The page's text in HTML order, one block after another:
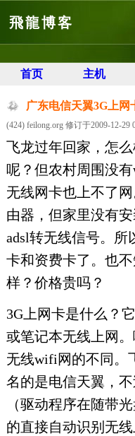
飛龍博客
首页
主机
广东电信天翼3G上网
(424) feilong.org 修订于2009-12-29
飞龙过年回家，怎
呢？但农村周围没
无线网卡也上不了
由器，但家里没有
adsl转无线信号。所
卡和资费卡了。也
样？价格贵吗？
3G上网卡是什么？
或笔记本无线上网
无线wifi网的不同。
名的是电信天翼，
（驱动程序在随带
的直接自动识别无线